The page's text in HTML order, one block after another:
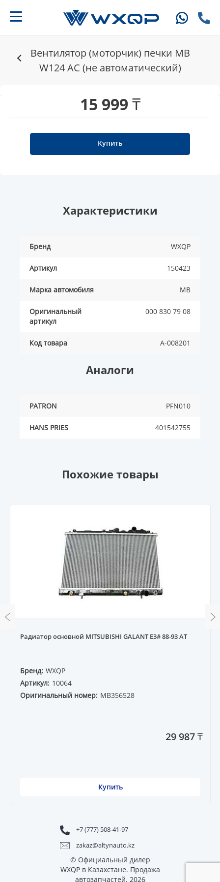
Вентилятор (моторчик) печки MB
W124 AC (не автоматический)
15 999 ₸
Купить
Характеристики
Бренд WXQP
Артикул 150423
Марка автомобиля MB
Оригинальный
артикул
000 830 79 08
Код товара A-008201
Аналоги
PATRON PFN010
HANS PRIES 401542755
Похожие товары
Радиатор основной MITSUBISHI GALANT E3# 88-93 AT
Бренд: WXQP
Артикул: 10064
Оригинальный номер: MB356528
29 987 ₸
Купить
+7 (777) 508-41-97
zakaz@altynauto.kz
© Официальный дилер
WXQP в Казахстане. Продажа
автозапчастей. 2026